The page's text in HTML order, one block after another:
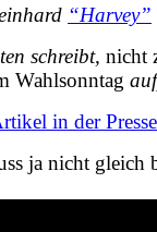
“Harvey”
schreibt, nicht
Wahlsonntag
in der Presse
ja nicht gleich